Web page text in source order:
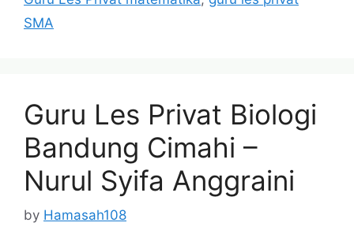
SMA
Guru Les Privat Biologi
Bandung Cimahi –
Nurul Syifa Anggraini
by Hamasah108